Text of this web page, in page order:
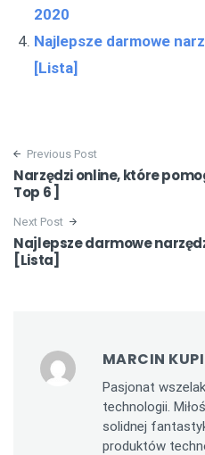
2020
Najlepsze darmowe
[Lista]
Previous Post
Narzędzi online, które
Top 6 ]
Next Post
Najlepsze darmowe
[Lista]
MARCIN
Pasjonat
technologii.
solidnej
produktów